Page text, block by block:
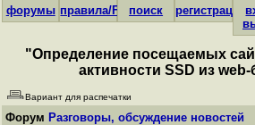
форумы правила/FAQпоиск регистрация
"Определение посещаемых
активности SSD из
Вариант для распечатки
Форум Разговоры, обсуждение новостей